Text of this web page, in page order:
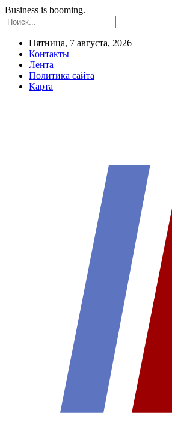
Business is booming.
Пятница, 7 августа, 2026
Контакты
Лента
Политика сайта
Карта